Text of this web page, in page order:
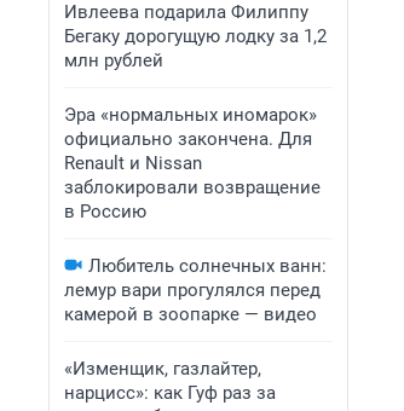
Ивлеева подарила Филиппу
Бегаку дорогущую лодку за 1,2
млн рублей
Эра «нормальных иномарок»
официально закончена. Для
Renault и Nissan
заблокировали возвращение
в Россию
Любитель солнечных ванн:
лемур вари прогулялся перед
камерой в зоопарке — видео
«Изменщик, газлайтер,
нарцисс»: как Гуф раз за